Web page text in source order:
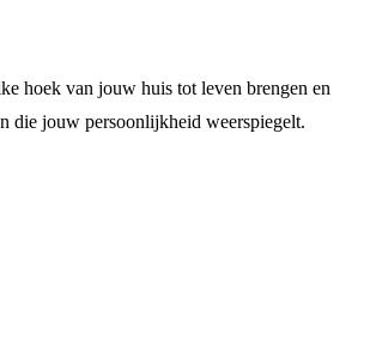
hoek van jouw huis tot leven brengen en
die jouw persoonlijkheid weerspiegelt.